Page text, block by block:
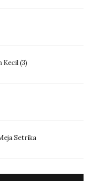
Kecil (3)
Setrika